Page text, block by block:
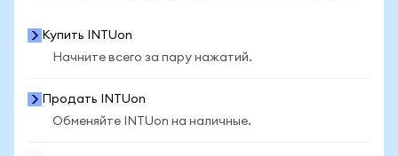
Купить INTUon
Начните всего за пару нажатий.
Продать INTUon
Обменяйте INTUon на наличные.